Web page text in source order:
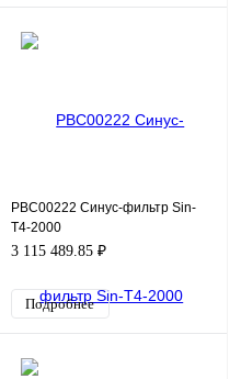
PBC00222 Синус-фильтр Sin-
T4-2000
3 115 489.85 ₽
Подробнее